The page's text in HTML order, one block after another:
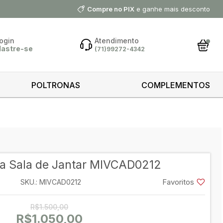
Compre no PIX e ganhe mais desconto
se
cliente?
se
Atendimento
(71)99272-4342
POLTRONAS COMPLEMENTOS
Sala de Jantar MIVCAD0212
SKU.: MIVCAD0212 Favoritos
R$1.500,00
R$1.050,00